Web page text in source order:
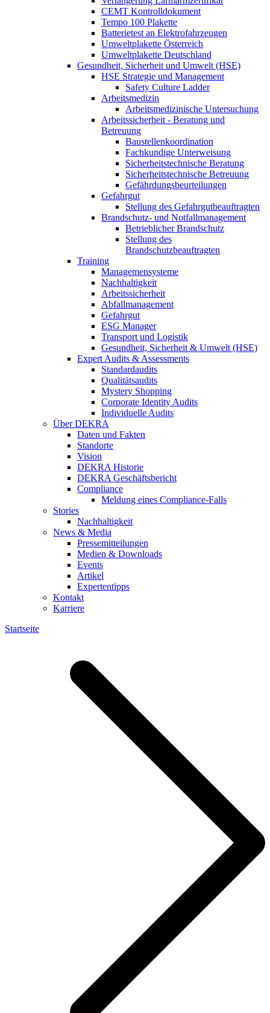
CEMT Kontrolldokument
Tempo 100 Plakette
Batterietest an Elektrofahrzeugen
Umweltplakette Österreich
Umweltplakette Deutschland
Gesundheit, Sicherheit und Umwelt (HSE)
HSE Strategie und Management
Safety Culture Ladder
Arbeitsmedizin
Arbeitsmedizinische Untersuchung
Arbeitssicherheit - Beratung und
Betreuung
Baustellenkoordination
Fachkundige Unterweisung
Sicherheitstechnische Beratung
Sicherheitstechnische Betreuung
Gefährdungsbeurteilungen
Gefahrgut
Stellung des Gefahrgutbeauftragten
Brandschutz- und Notfallmanagement
Betrieblicher Brandschutz
Stellung des
Brandschutzbeauftragten
Training
Managemensysteme
Nachhaltigkeit
Arbeitssicherheit
Abfallmanagement
Gefahrgut
ESG Manager
Transport und Logistik
Gesundheit, Sicherheit & Umwelt (HSE)
Expert Audits & Assessments
Standardaudits
Qualitätsaudits
Mystery Shopping
Corporate Identity Audits
Individuelle Audits
Über DEKRA
Daten und Fakten
Standorte
Vision
DEKRA Historie
DEKRA Geschäftsbericht
Compliance
Meldung eines Compliance-Falls
Stories
Nachhaltigkeit
News & Media
Pressemitteilungen
Medien & Downloads
Events
Artikel
Expertentipps
Kontakt
Karriere
Startseite